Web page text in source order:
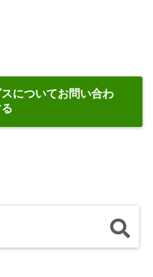
についてお問い合わ